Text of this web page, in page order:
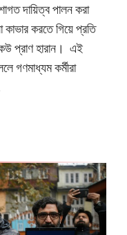
দায়িত্ব পালন করা
করতে গিয়ে প্রতি
প্রাণ হারান। এই
গণমাধ্যম কর্মীরা